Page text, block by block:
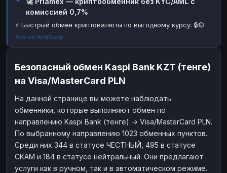
Наличные
Наличные USD Наличные USD
комиссией 0,7%
⚡ Быстрый обмен криптовалюты по выгодному курсу. 🔒💱
Ads on AntiSwap
Безопасный обмен Kaspi Bank KZT (тенге)
на Visa/MasterCard PLN
На данной странице вы можете наблюдать
обменники, которые выполняют обмен по
направлению Kaspi Bank (тенге) → Visa/MasterCard PLN.
По выбранному направлению 1023 обменных пунктов.
Среди них 344 в статусе ЧЕСТНЫЙ, 495 в статусе
СКАМ и 184 в статусе нейтральный. Они предлагают
услуги как в ручном, так и в автоматическом режиме.